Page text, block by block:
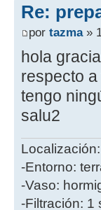
Re:
por tazma»
hola
respecto
tengo
salu2
-Entorno:
-Vaso:
-Filtración: 1